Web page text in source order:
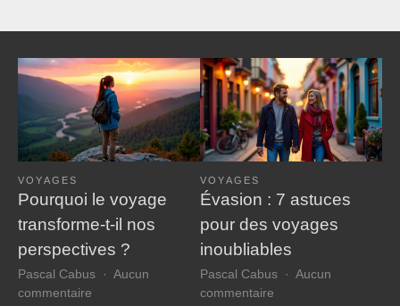
VOYAGES
Pourquoi le voyage
transforme-t-il nos
perspectives ?
Pascal Cabus
Aucun
commentaire
VOYAGES
Évasion : 7 astuces
pour des voyages
inoubliables
Pascal Cabus
Aucun
commentaire